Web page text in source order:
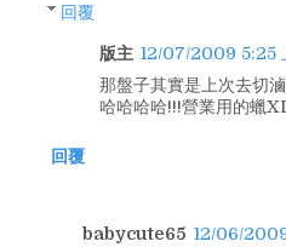
回覆
版主 12/07/2009 5:25
那盤子其實是上次去切
哈哈哈哈!!!營業用的蠟
回覆
babycute65 12/06/